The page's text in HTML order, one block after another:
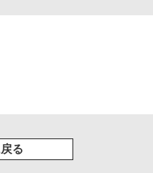
ト)
5.4 ノイズキャンセ
再生
る